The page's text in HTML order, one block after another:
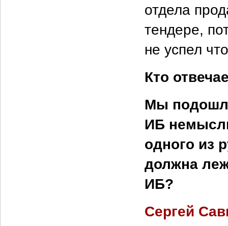
отдела
тендере,
не успел
Кто
Мы
ИБ
одного из
должна
ИБ?
Сергей